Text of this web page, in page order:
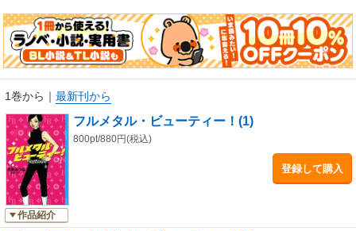
1巻から ｜ 最新刊から
作品紹介
フルメタル・ビューティー！(1)
800pt/880円(税込)
登録して購入